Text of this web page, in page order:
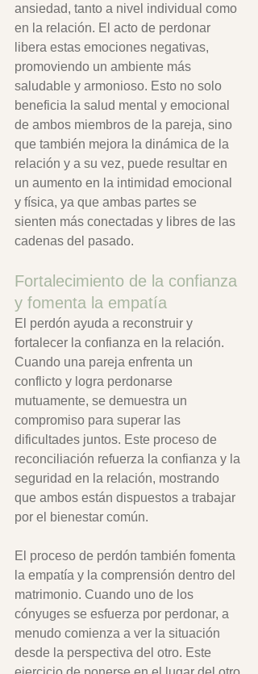
ansiedad, tanto a nivel individual como
en la relación. El acto de perdonar
libera estas emociones negativas,
promoviendo un ambiente más
saludable y armonioso. Esto no solo
beneficia la salud mental y emocional
de ambos miembros de la pareja, sino
que también mejora la dinámica de la
relación y a su vez, puede resultar en
un aumento en la intimidad emocional
y física, ya que ambas partes se
sienten más conectadas y libres de las
cadenas del pasado.
Fortalecimiento de la confianza
y fomenta la empatía
El perdón ayuda a reconstruir y
fortalecer la confianza en la relación.
Cuando una pareja enfrenta un
conflicto y logra perdonarse
mutuamente, se demuestra un
compromiso para superar las
dificultades juntos. Este proceso de
reconciliación refuerza la confianza y la
seguridad en la relación, mostrando
que ambos están dispuestos a trabajar
por el bienestar común.
El proceso de perdón también fomenta
la empatía y la comprensión dentro del
matrimonio. Cuando uno de los
cónyuges se esfuerza por perdonar, a
menudo comienza a ver la situación
desde la perspectiva del otro. Este